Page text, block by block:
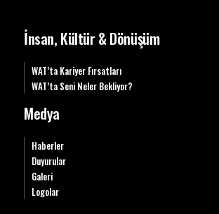
İnsan, Kültür & Dönüşüm
WAT’ta Kariyer Fırsatları
WAT’ta Seni Neler Bekliyor?
Medya
Haberler
Duyurular
Galeri
Logolar